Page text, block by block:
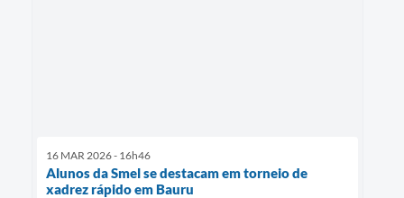
16 MAR 2026 - 16h46
Alunos da Smel se destacam em torneio de
xadrez rápido em Bauru